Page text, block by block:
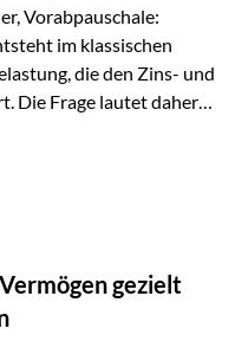
Vorabpauschale:
im klassischen
die den Zins- und
Die Frage lautet daher:
möglichst lange im
Fondsbesteuerung
steuerlicher Abzug
/
erforderlich
gezielt